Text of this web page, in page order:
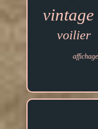
vintage
voilier
affichage